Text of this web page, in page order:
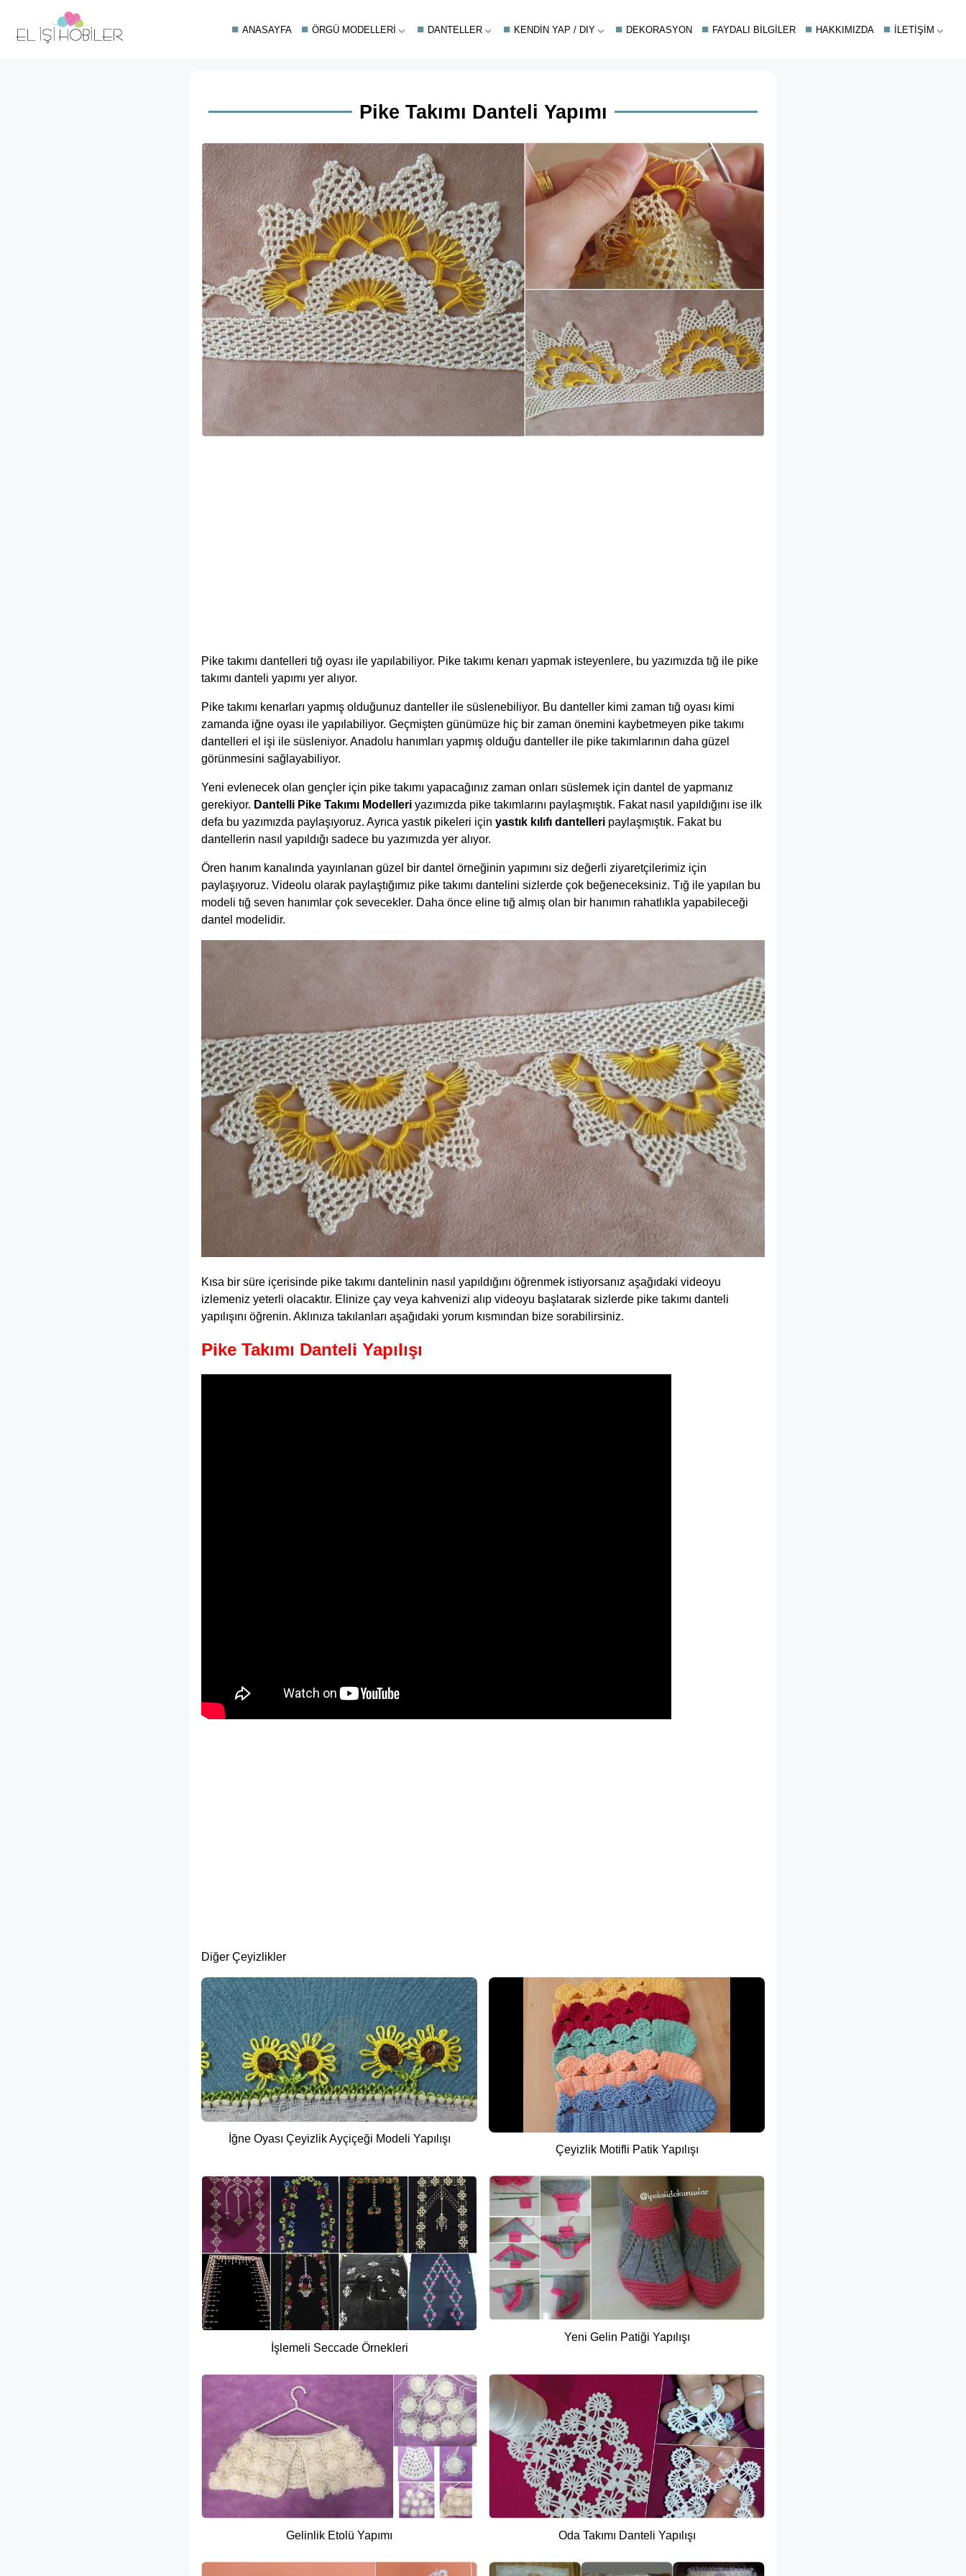
ANASAYFA ÖRGÜ MODELLERI DANTELLER KENDIN YAP / DIY DEKORASYON FAYDALI BILGILER HAKKIMIZDA İLETIŞIM
Pike Takımı Danteli Yapımı
Pike takımı dantelleri tığ oyası ile yapılabiliyor. Pike takımı kenarı yapmak isteyenlere, bu yazımızda tığ ile pike
takımı danteli yapımı yer alıyor.
Pike takımı kenarları yapmış olduğunuz danteller ile süslenebiliyor. Bu danteller kimi zaman tığ oyası kimi
zamanda iğne oyası ile yapılabiliyor. Geçmişten günümüze hiç bir zaman önemini kaybetmeyen pike takımı
dantelleri el işi ile süsleniyor. Anadolu hanımları yapmış olduğu danteller ile pike takımlarının daha güzel
görünmesini sağlayabiliyor.
Yeni evlenecek olan gençler için pike takımı yapacağınız zaman onları süslemek için dantel de yapmanız
gerekiyor. Dantelli Pike Takımı Modelleri yazımızda pike takımlarını paylaşmıştık. Fakat nasıl yapıldığını ise ilk
defa bu yazımızda paylaşıyoruz. Ayrıca yastık pikeleri için yastık kılıfı dantelleri paylaşmıştık. Fakat bu
dantellerin nasıl yapıldığı sadece bu yazımızda yer alıyor.
Ören hanım kanalında yayınlanan güzel bir dantel örneğinin yapımını siz değerli ziyaretçilerimiz için
paylaşıyoruz. Videolu olarak paylaştığımız pike takımı dantelini sizlerde çok beğeneceksiniz. Tığ ile yapılan bu
modeli tığ seven hanımlar çok sevecekler. Daha önce eline tığ almış olan bir hanımın rahatlıkla yapabileceği
dantel modelidir.
Kısa bir süre içerisinde pike takımı dantelinin nasıl yapıldığını öğrenmek istiyorsanız aşağıdaki videoyu
izlemeniz yeterli olacaktır. Elinize çay veya kahvenizi alıp videoyu başlatarak sizlerde pike takımı danteli
yapılışını öğrenin. Aklınıza takılanları aşağıdaki yorum kısmından bize sorabilirsiniz.
Pike Takımı Danteli Yapılışı
Diğer Çeyizlikler
İğne Oyası Çeyizlik Ayçiçeği Modeli Yapılışı
Çeyizlik Motifli Patik Yapılışı
İşlemeli Seccade Örnekleri
Yeni Gelin Patiği Yapılışı
Gelinlik Etolü Yapımı Oda Takımı Danteli Yapılışı